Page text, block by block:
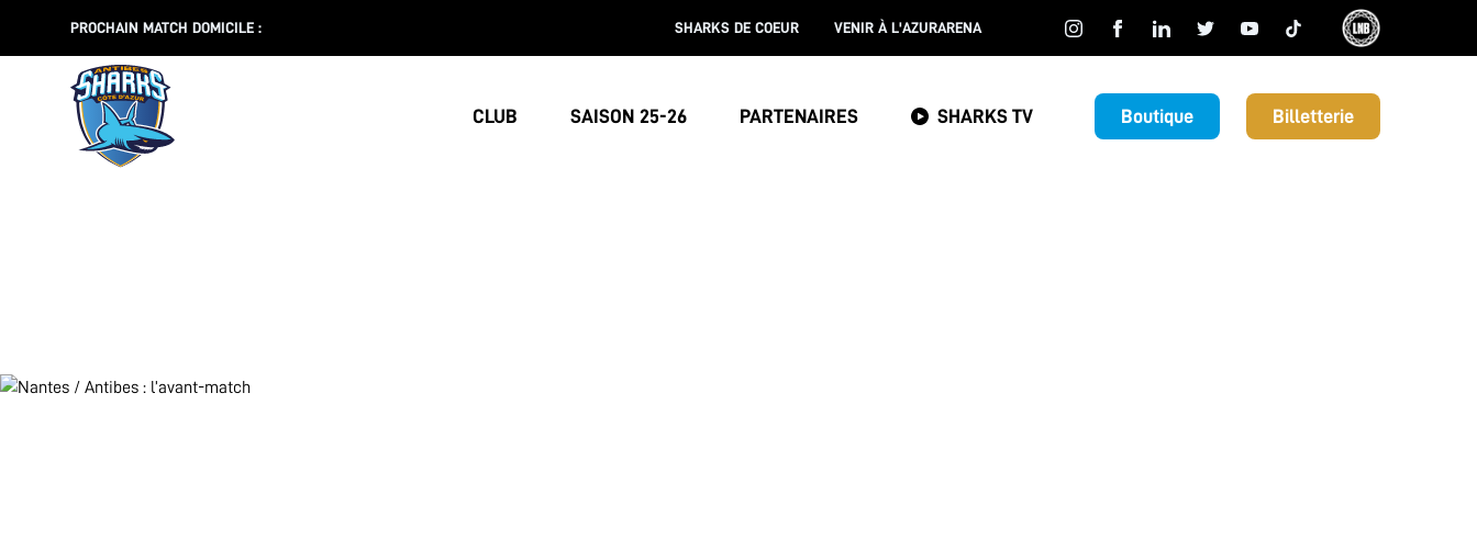
PROCHAIN MATCH DOMICILE : SHARKS DE COEUR VENIR À L'AZURARENA
CLUB SAISON 25-26 PARTENAIRES SHARKS TV Boutique Billetterie